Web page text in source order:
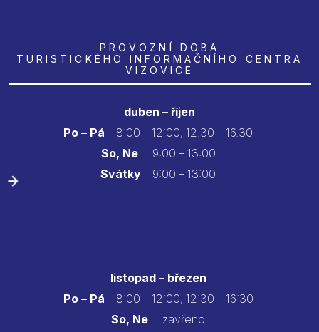
PROVOZNÍ DOBA
TURISTICKÉHO INFORMAČNÍHO CENTRA
VIZOVICE
duben – říjen
Po – Pá
8:00 – 12:00, 12.30 – 16.30
So, Ne9:00 – 13:00
Svátky 9:00 – 13:00
listopad – březen
Po – Pá 8:00 – 12:00, 12:30 – 16:30
So, Ne zavřeno